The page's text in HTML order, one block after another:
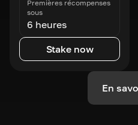
Premières récompenses
sous
6 heures
Stake now
En